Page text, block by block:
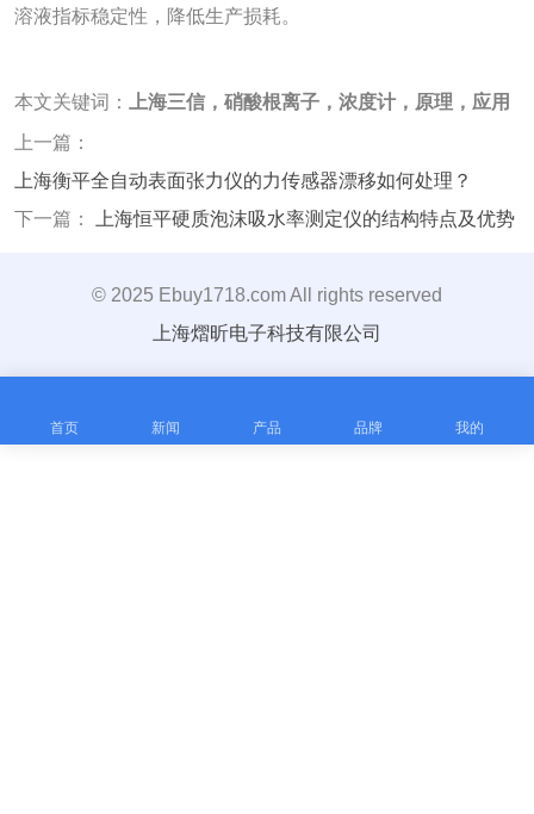
溶液指标稳定性，降低生产损耗。
本文关键词：
上海三信，硝酸根离子，浓度计，原理，应用
上一篇：
上海衡平全自动表面张力仪的力传感器漂移如何处理？
下一篇：
上海恒平硬质泡沫吸水率测定仪的结构特点及优势
© 2025 Ebuy1718.com All rights reserved
上海熠昕电子科技有限公司
首页 新闻 产品 品牌 我的